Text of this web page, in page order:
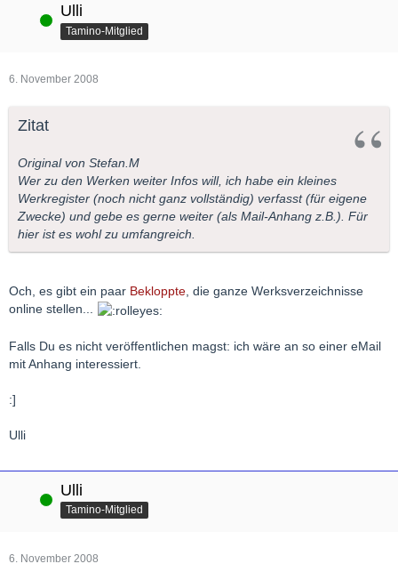
Online Ulli
Tamino-Mitglied
6. November 2008
Zitat
Original von Stefan.M
Wer zu den Werken weiter Infos will, ich habe ein kleines
Werkregister (noch nicht ganz vollständig) verfasst (für eigene
Zwecke) und gebe es gerne weiter (als Mail-Anhang z.B.). Für
hier ist es wohl zu umfangreich.
Och, es gibt ein paar Bekloppte, die ganze Werksverzeichnisse
online stellen...
Falls Du es nicht veröffentlichen magst: ich wäre an so einer eMail
mit Anhang interessiert.
:]
Ulli
Online Ulli
Tamino-Mitglied
6. November 2008